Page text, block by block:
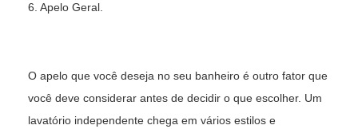
6. Apelo Geral.
O apelo que você deseja no seu banheiro é outro fator que
você deve considerar antes de decidir o que escolher. Um
lavatório independente chega em vários estilos e